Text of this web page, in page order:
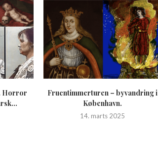
Horror
Fruentimmerturen – byvandring i
København.
14. marts 2025